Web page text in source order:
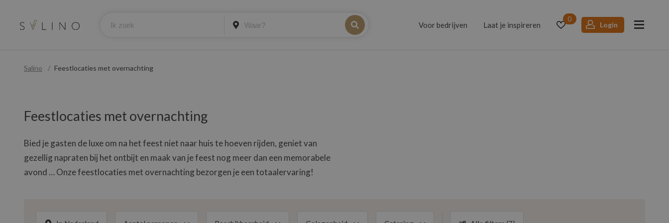
Voor bedrijven Laat je inspireren
0
Login
Salino Feestlocaties met overnachting
Feestlocaties met overnachting
Bied je gasten de luxe om na het feest niet naar huis te hoeven rijden, geniet van
gezellig napraten bij het ontbijt en maak van je feest nog meer dan een memorabele
avond … Onze feestlocaties met overnachting bezorgen je een totaalervaring!